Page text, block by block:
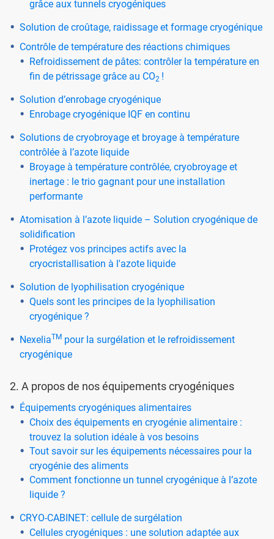
grâce aux tunnels cryogéniques
Solution de croûtage, raidissage et formage cryogénique
Contrôle de température des réactions chimiques
Refroidissement de pâtes: contrôler la température en
fin de pétrissage grâce au CO2 !
Solution d’enrobage cryogénique
Enrobage cryogénique IQF en continu
Solutions de cryobroyage et broyage à température
contrôlée à l’azote liquide
Broyage à température contrôlée, cryobroyage et
inertage : le trio gagnant pour une installation
performante
Atomisation à l’azote liquide – Solution cryogénique de
solidification
Protégez vos principes actifs avec la
cryocristallisation à l'azote liquide
Solution de lyophilisation cryogénique
Quels sont les principes de la lyophilisation
cryogénique ?
NexeliaTM pour la surgélation et le refroidissement
cryogénique
2. A propos de nos équipements cryogéniques
Équipements cryogéniques alimentaires
Choix des équipements en cryogénie alimentaire :
trouvez la solution idéale à vos besoins
Tout savoir sur les équipements nécessaires pour la
cryogénie des aliments
Comment fonctionne un tunnel cryogénique à l’azote
liquide ?
CRYO-CABINET: cellule de surgélation
Cellules cryogéniques : une solution adaptée aux